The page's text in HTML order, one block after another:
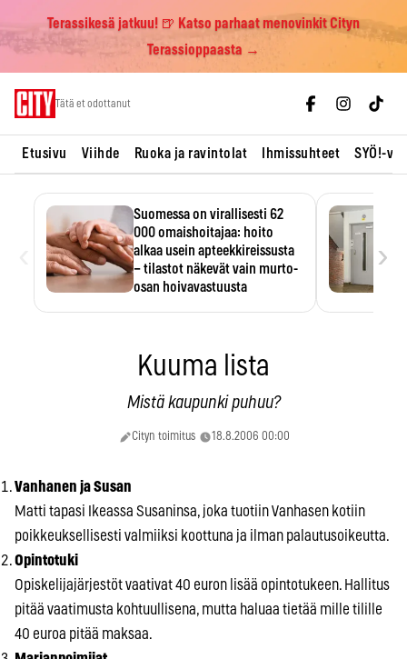
Terassikesä jatkuu! 🍺 Katso parhaat menovinkit Cityn
Terassioppaasta →
Tätä et odottanut
Etusivu Viihde Ruoka ja ravintolat Ihmissuhteet SYÖ!-
Suomessa on virallisesti 62
000 omaishoitajaa: hoito
alkaa usein apteekkireissusta
– tilastot näkevät vain murto-
osan hoivavastuusta
›
Kuuma lista
Mistä kaupunki puhuu?
Cityn toimitus 18.8.2006 00:00
Vanhanen ja Susan
Matti tapasi Ikeassa Susaninsa, joka tuotiin Vanhasen kotiin
poikkeuksellisesti valmiiksi koottuna ja ilman palautusoikeutta.
Opintotuki
Opiskelijajärjestöt vaativat 40 euron lisää opintotukeen. Hallitus
pitää vaatimusta kohtuullisena, mutta haluaa tietää mille tilille
40 euroa pitää maksaa.